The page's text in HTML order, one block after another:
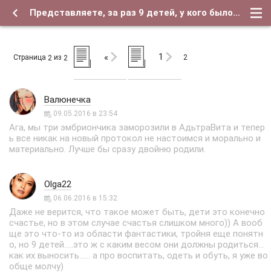
Представляете, за раз 9 детей, у кого было похожее???)) - Страница 2 - Форум о детях и для их родителей
Страница 2 из 2 « 1 2
Валюнечка
09.05.2016 в 23:54
Ага, мы три эмбриончика заморозили в АдьтраВита и тепер
ь все никак на новый протокол не настоимся и морально и
материально. Лучше бы сразу двойню родили.
Olga22
06.06.2016 в 15:32
Даже не верится, что такое может быть, дети это конечно
счастье, но в этом случае счастья слишком много)) А вооб
ще это что-то из области фантастики, тройня еще понятн
о, но 9 детей.....это ж с каким весом они должны родиться...
как их выносить...... а про воспитать, одеть и обуть, я уже во
обще молчу)